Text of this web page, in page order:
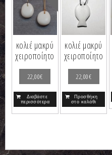
κολιέ μακρύ
χειροποίητο
22,00€
Διαβάστε
περισσότερα
κολιέ μακρύ
χειροποίητο
22,00€
Προσθήκη
στο καλάθι